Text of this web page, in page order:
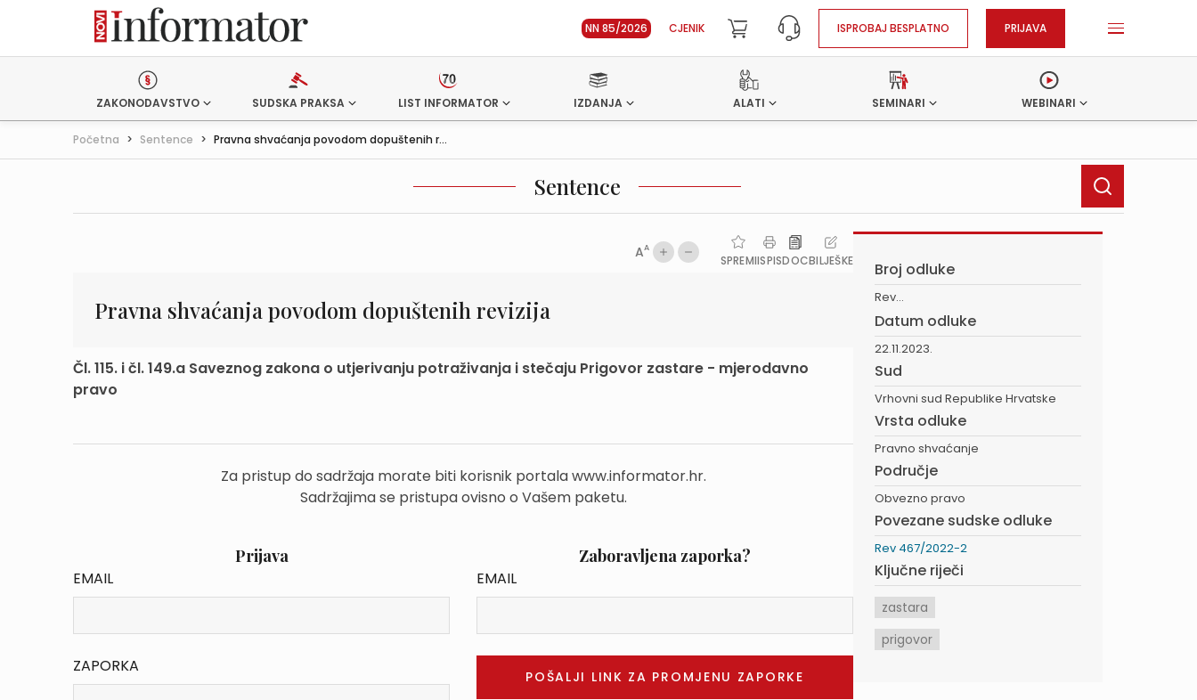
NN 85/2026 CJENIK ISPROBAJ BESPLATNO PRIJAVA
ZAKONODAVSTVO SUDSKA PRAKSA LIST INFORMATOR IZDANJA ALATI SEMINARI WEBINARI
Početna > Sentence > Pravna shvaćanja povodom dopuštenih r...
Sentence
AA
SPREMIISPISDOCBILJEŠKE
Pravna shvaćanja povodom dopuštenih revizija
Čl. 115. i čl. 149.a Saveznog zakona o utjerivanju potraživanja i stečaju Prigovor zastare - mjerodavno
pravo
Za pristup do sadržaja morate biti korisnik portala www.informator.hr.
Sadržajima se pristupa ovisno o Vašem paketu.
Prijava
EMAIL
ZAPORKA
Zaboravljena zaporka?
EMAIL
Broj odluke
Rev...
Datum odluke
22.11.2023.
Sud
Vrhovni sud Republike Hrvatske
Vrsta odluke
Pravno shvaćanje
Područje
Obvezno pravo
Povezane sudske odluke
Rev 467/2022-2
Ključne riječi
zastara
prigovor